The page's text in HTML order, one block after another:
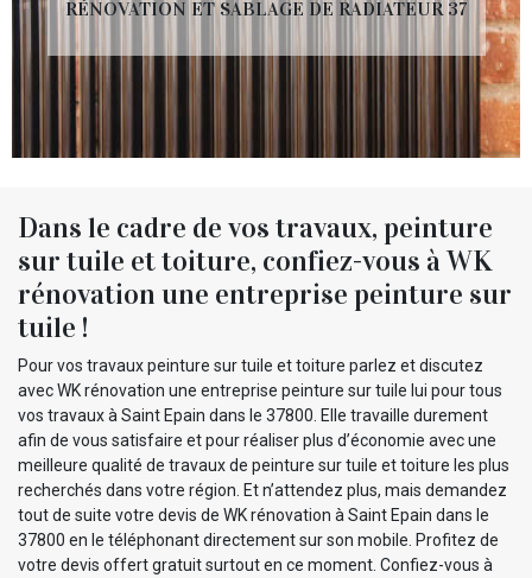
RÉNOVATION ET SABLAGE DE RADIATEUR 37
Dans le cadre de vos travaux, peinture
sur tuile et toiture, confiez-vous à WK
rénovation une entreprise peinture sur
tuile !
Pour vos travaux peinture sur tuile et toiture parlez et discutez
avec WK rénovation une entreprise peinture sur tuile lui pour tous
vos travaux à Saint Epain dans le 37800. Elle travaille durement
afin de vous satisfaire et pour réaliser plus d’économie avec une
meilleure qualité de travaux de peinture sur tuile et toiture les plus
recherchés dans votre région. Et n’attendez plus, mais demandez
tout de suite votre devis de WK rénovation à Saint Epain dans le
37800 en le téléphonant directement sur son mobile. Profitez de
votre devis offert gratuit surtout en ce moment. Confiez-vous à